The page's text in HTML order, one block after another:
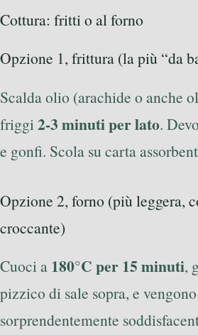
Cottura: fritti o al forno
Opzione 1, frittura (la più “da
Scalda olio (arachide o anche
friggi 2-3 minuti per lato.
e gonfi. Scola su carta
Opzione 2, forno (più leggera,
croccante)
Cuoci a 180°C per 15 minuti,
pizzico di sale sopra, e vengono
sorprendentemente